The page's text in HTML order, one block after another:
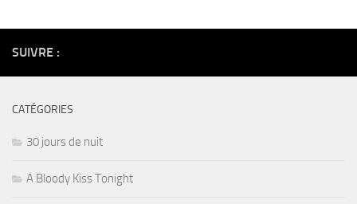
SUIVRE :
CATÉGORIES
30 jours de nuit
A Bloody Kiss Tonight